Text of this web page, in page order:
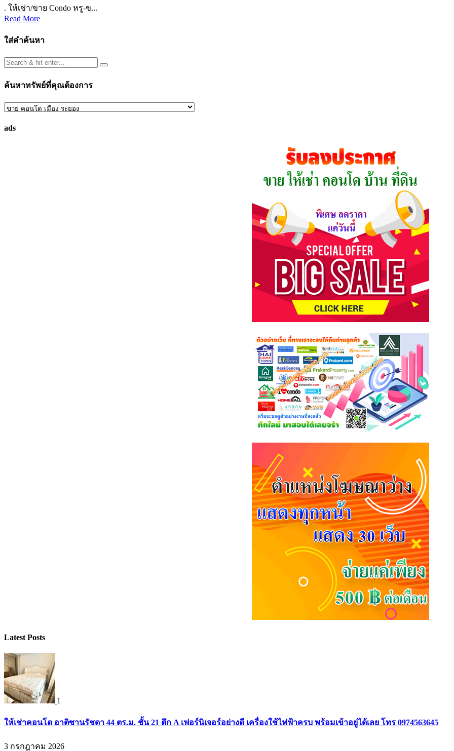
. ให้เช่า/ขาย Condo หรู-ข...
Read More
ใส่คำค้นหา
ค้นหาทรัพย์ที่คุณต้องการ
ค้นหา
ที่
ads
Latest Posts
1
ให้เช่าคอนโด อาติซานรัชดา 44 ตร.ม. ชั้น 21 ตึก A เฟอร์นิเจอร์อย่างดี เครื่องใช้ไฟฟ้าครบ พร้อมเข้าอยู่ได้เลย โทร 0974563645
3 กรกฎาคม 2026